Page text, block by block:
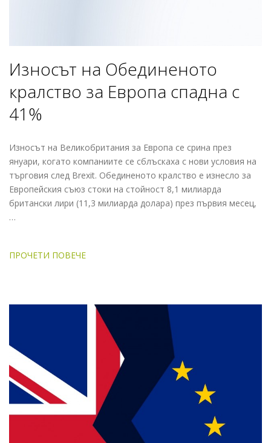
Износът на Обединеното
кралство за Европа cпадна с
41%
Износът на Великобритания за Европа се срина през
януари, когато компаниите се сблъскаха с нови условия на
търговия след Brexit. Обединеното кралство е изнесло за
Европейския съюз стоки на стойност 8,1 милиарда
британски лири (11,3 милиарда долара) през първия месец,
…
ПРОЧЕТИ ПОВЕЧЕ